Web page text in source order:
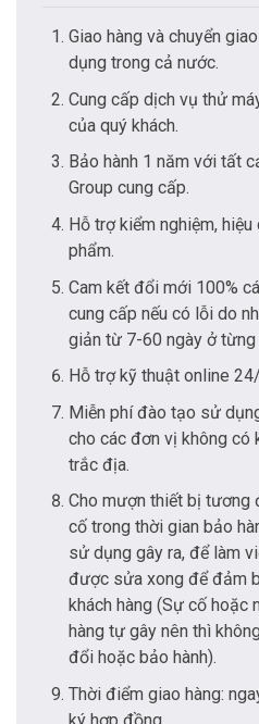
Giao hàng và chuyển
dụng trong cả nước.
Cung cấp dịch vụ thử
của quý khách.
Bảo hành 1 năm với tất
Group cung cấp.
Hỗ trợ kiểm nghiệm,
phẩm.
Cam kết đổi mới 100%
cung cấp nếu có lỗi do
giản từ 7-60 ngày ở từng
Hỗ trợ kỹ thuật online
Miễn phí đào tạo sử
cho các đơn vị không có
trắc địa.
Cho mượn thiết bị tương
cố trong thời gian bảo
sử dụng gây ra, để làm
được sửa xong để đảm
khách hàng (Sự cố hoặc
hàng tự gây nên thì
đổi hoặc bảo hành).
Thời điểm giao hàng: